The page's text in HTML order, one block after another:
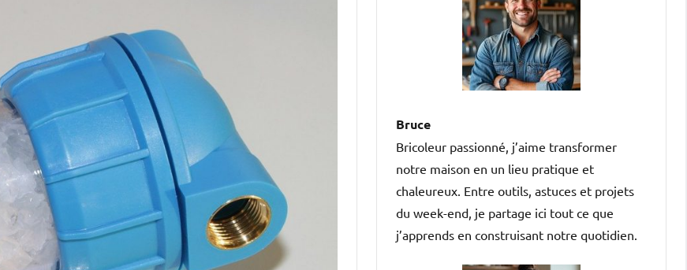
Bruce
Bricoleur passionné, j’aime transformer
notre maison en un lieu pratique et
chaleureux. Entre outils, astuces et projets
du week-end, je partage ici tout ce que
j’apprends en construisant notre quotidien.